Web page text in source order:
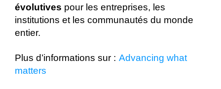
évolutives pour les entreprises, les
institutions et les communautés du monde
entier.
Plus d’informations sur : Advancing what
matters